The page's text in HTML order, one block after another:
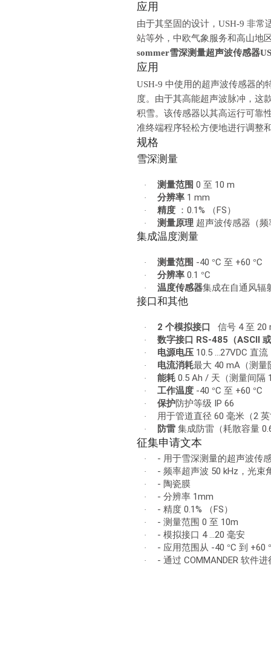
应用
由于其坚固的设计， USH-9 非常
站等外，中欧气象服务和高山地
sommer雪深测量超声波传感器
应用
USH-9 中使用的超声波传感器的
度。由于其高能超声波脉冲，这
积雪。该传感器以其高运行可靠
准终端程序轻松方便地进行调整
规格
雪深测量
· 测量范围 0 至 10 m
· 分辨率 1 mm
· 精度 ： 0.1% （FS）
· 测量原理 超声波传感器（频
集成温度测量
· 测量范围 -40 °C 至 +60 °C
· 分辨率 0.1 °C
· 温度传感器集成在自通风辐
接口和其他
· 2 个模拟接口 信号 4至 20
· 数字接口 RS-485 （ASCII 或
· 电源电压 10.5 ...27VDC 直流
· 电流消耗最大 40 mA （测
· 能耗 0.5 Ah / 天（测量间隔
· 工作温度 -40 °C 至 +60 °C
· 保护防护等级 IP 66
· 用于管道直径 60 毫米（2
· 防雷 集成防雷（耗散容量
征集申请文本
· - 用于雪深测量的超声波传
· - 频率超声波 50 kHz ，光束
· - 陶瓷膜
· - 分辨率 1mm
· - 精度 0.1% （FS）
· - 测量范围 0 至 10m
· - 模拟接口 4 ...20 毫安
· - 应用范围从 -40 °C 到 +60 °
· - 通过 COMMANDER 软件进